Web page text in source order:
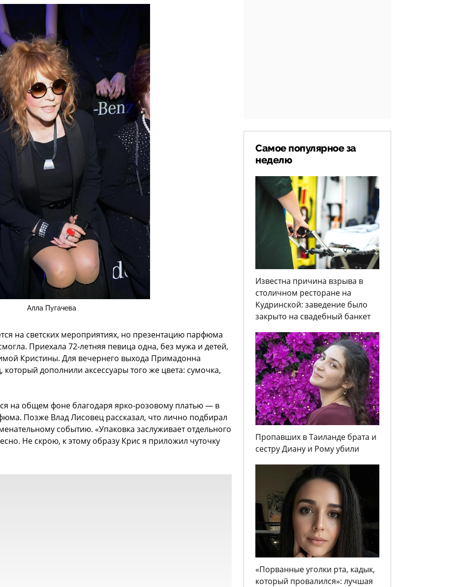
Алла Пугачева
на светских мероприятиях, но презентацию парфюма
Приехала 72-летняя певица одна, без мужа и детей,
Кристины. Для вечернего выхода Примадонна
дополнили аксессуары того же цвета: сумочка,
на общем фоне благодаря ярко-розовому платью — в
Позже Влад Лисовец рассказал, что лично подбирал
событию. «Упаковка заслуживает отдельного
Не скрою, к этому образу Крис я приложил чуточку
Самое популярное за
неделю
Известна причина взрыва в
столичном ресторане на
Кудринской: заведение было
закрыто на свадебный банкет
Пропавших в Таиланде брата и
сестру Диану и Рому убили
«Порванные уголки рта, кадык,
который провалился»: лучшая